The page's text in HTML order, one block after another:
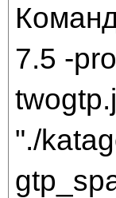
7.5 -
"./